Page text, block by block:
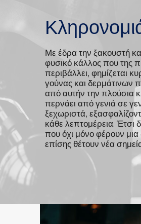
Με έδρα την ξακουστή
φυσικό κάλλος που της
περιβάλλει, φημίζεται
γούνας και δερμάτινων
από αυτήν την πλούσια
περνάει από γενιά σε
ξεχωριστά,
κάθε λεπτομέρεια.
που όχι μόνο φέρουν
επίσης θέτουν νέα